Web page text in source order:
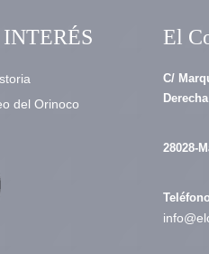
del Orinoco
El
C/
Derecha
28028-